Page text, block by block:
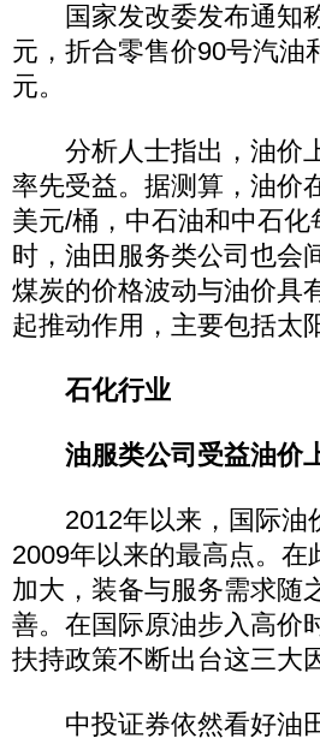
国家发改委发布通知称
元，折合零售价90号汽油
元。
分析人士指出，油价上
率先受益。据测算，油价
美元/桶，中石油和中石
时，油田服务类公司也会
煤炭的价格波动与油价具
起推动作用，主要包括太
石化行业
油服类公司受益油价
2012年以来，国际油
2009年以来的最高点。
加大，装备与服务需求随
善。在国际原油步入高价
扶持政策不断出台这三大
中投证券依然看好油田